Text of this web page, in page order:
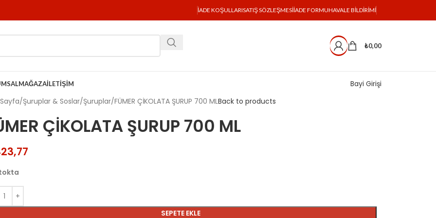
İADE KOŞULLARISATIŞ SÖZLEŞMESIİADE FORMUHAVALE BILDIRIMI
₺0,00
MAĞAZAİLETIŞIM Bayi Girişi
Şuruplar & Soslar Şuruplar FÜMER ÇİKOLATA ŞURUP 700 MLBack to products
ÇİKOLATA ŞURUP 700 ML
SEPETE EKLE